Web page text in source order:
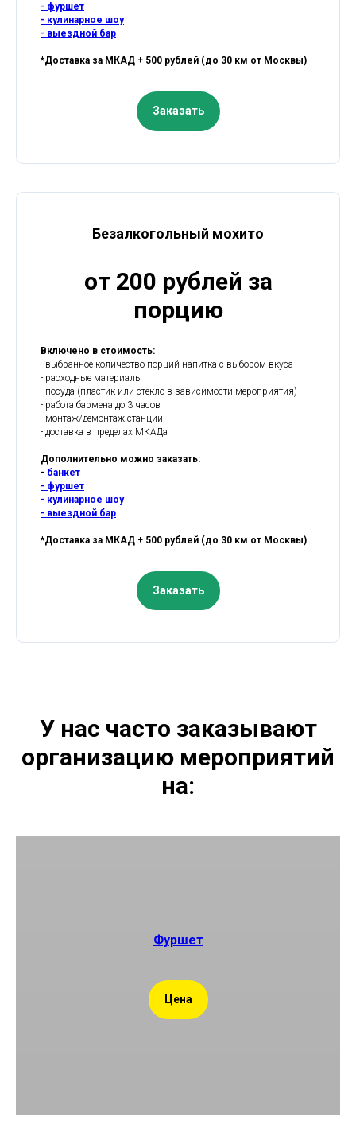
- фуршет
- кулинарное шоу
- выездной бар
*Доставка за МКАД + 500 рублей (до 30 км от Москвы)
Заказать
Безалкогольный мохито
от 200 рублей за
порцию
Включено в стоимость:
- выбранное количество порций напитка с выбором вкуса
- расходные материалы
- посуда (пластик или стекло в зависимости мероприятия)
- работа бармена до 3 часов
- монтаж/демонтаж станции
- доставка в пределах МКАДа
Дополнительно можно заказать:
- банкет
- фуршет
- кулинарное шоу
- выездной бар
*Доставка за МКАД + 500 рублей (до 30 км от Москвы)
Заказать
У нас часто заказывают
организацию мероприятий
на:
Фуршет
Цена